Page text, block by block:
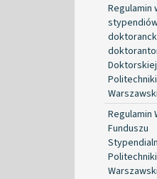
Regulamin
Doktorskiej
Politechniki
Regulamin
Funduszu
Politechniki